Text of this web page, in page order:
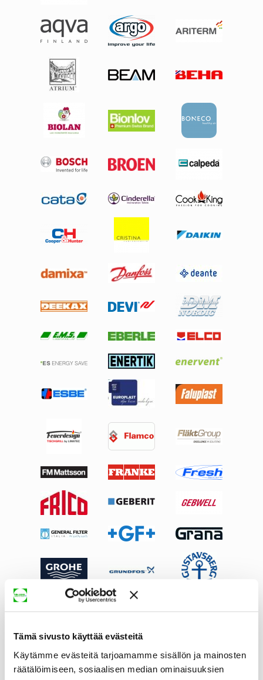
Tämä sivusto käyttää evästeitä
Käytämme evästeitä tarjoamamme sisällön ja mainosten
räätälöimiseen, sosiaalisen median ominaisuuksien